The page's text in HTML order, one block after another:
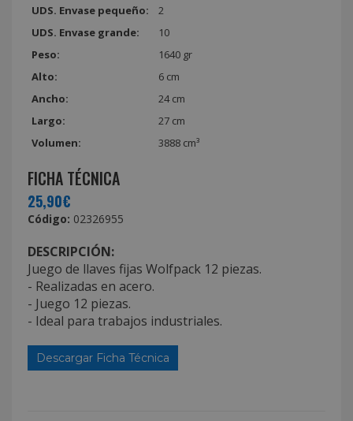
UDS. Envase pequeño:
2
UDS. Envase grande:
10
Peso:
1640 gr
Alto:
6 cm
Ancho:
24 cm
Largo:
27 cm
Volumen:
3888 cm³
FICHA TÉCNICA
25,90€
Código: 02326955
DESCRIPCIÓN:
Juego de llaves fijas Wolfpack 12 piezas.
- Realizadas en acero.
- Juego 12 piezas.
- Ideal para trabajos industriales.
Descargar Ficha Técnica